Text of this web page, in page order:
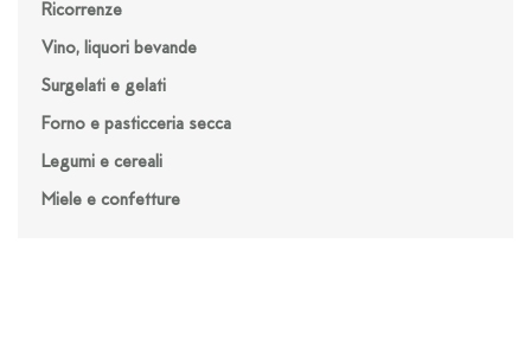
Ricorrenze
Vino, liquori bevande
Surgelati e gelati
Forno e pasticceria secca
Legumi e cereali
Miele e confetture